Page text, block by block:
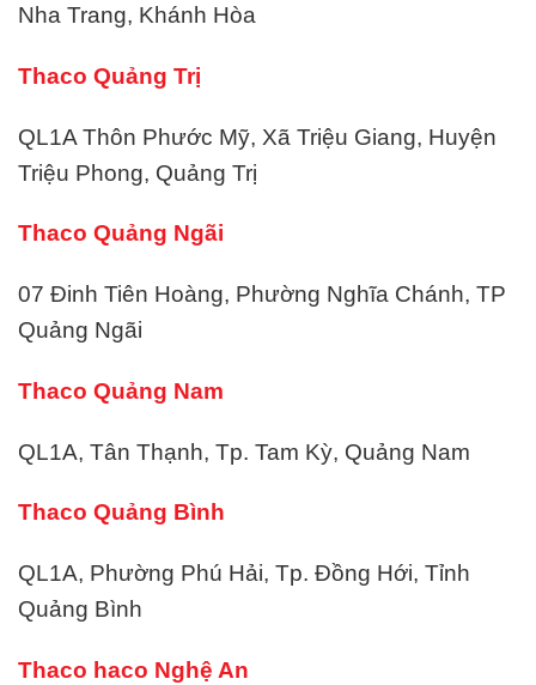
Nha Trang, Khánh Hòa
Thaco Quảng Trị
QL1A Thôn Phước Mỹ, Xã Triệu Giang, Huyện
Triệu Phong, Quảng Trị
Thaco Quảng Ngãi
07 Đinh Tiên Hoàng, Phường Nghĩa Chánh, TP
Quảng Ngãi
Thaco Quảng Nam
QL1A, Tân Thạnh, Tp. Tam Kỳ, Quảng Nam
Thaco Quảng Bình
QL1A, Phường Phú Hải, Tp. Đồng Hới, Tỉnh
Quảng Bình
Thaco haco Nghệ An